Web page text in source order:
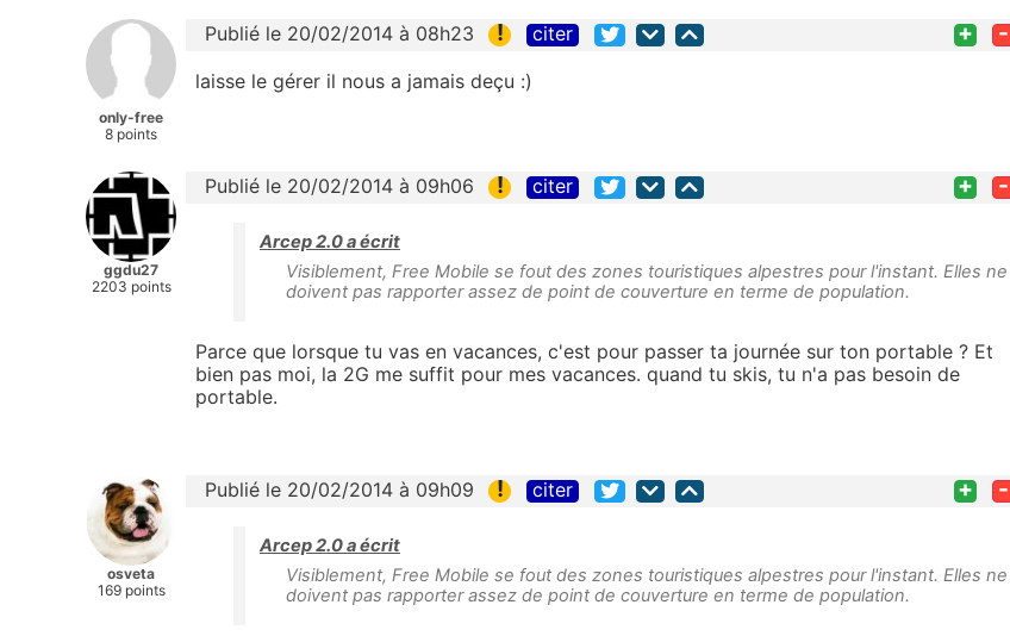
only-free
8 points
Publié le 20/02/2014 à 08h23 ! citer + -
laisse le gérer il nous a jamais deçu :)
ggdu27
2203 points
Publié le 20/02/2014 à 09h06 ! citer + -
Arcep 2.0 a écrit
Visiblement, Free Mobile se fout des zones touristiques alpestres pour l'instant. Elles ne
doivent pas rapporter assez de point de couverture en terme de population.
Parce que lorsque tu vas en vacances, c'est pour passer ta journée sur ton portable ? Et
bien pas moi, la 2G me suffit pour mes vacances. quand tu skis, tu n'a pas besoin de
portable.
osveta
169 points
Publié le 20/02/2014 à 09h09 ! citer + -
Arcep 2.0 a écrit
Visiblement, Free Mobile se fout des zones touristiques alpestres pour l'instant. Elles ne
doivent pas rapporter assez de point de couverture en terme de population.